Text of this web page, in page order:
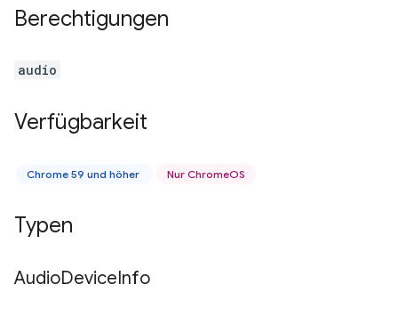
Berechtigungen
audio
Verfügbarkeit
Chrome 59 und höher Nur ChromeOS
Typen
AudioDeviceInfo